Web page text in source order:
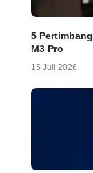
5
M3 Pro
15 Juli 2026